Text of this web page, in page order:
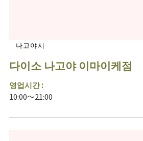
나고야시
다이소 나고야 이마이케점
영업시간 :
10:00～21:00